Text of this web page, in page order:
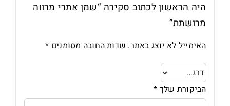
היה הראשון לכתוב סקירה “שמן אתרי מרווה
מרושתת”
האימייל לא יוצג באתר. שדות החובה מסומנים *
הביקורת שלך *